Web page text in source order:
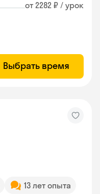
от 2282 ₽ / урок
Выбрать время
13 лет опыта